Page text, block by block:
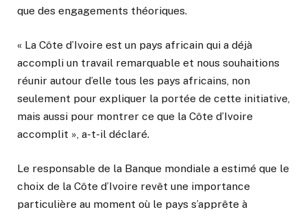
que des engagements théoriques.
« La Côte d’Ivoire est un pays africain qui a déjà
accompli un travail remarquable et nous souhaitions
réunir autour d’elle tous les pays africains, non
seulement pour expliquer la portée de cette initiative,
mais aussi pour montrer ce que la Côte d’Ivoire
accomplit », a-t-il déclaré.
Le responsable de la Banque mondiale a estimé que le
choix de la Côte d’Ivoire revêt une importance
particulière au moment où le pays s’apprête à